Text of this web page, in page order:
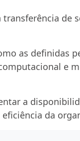
de
as definidas
e
a
da